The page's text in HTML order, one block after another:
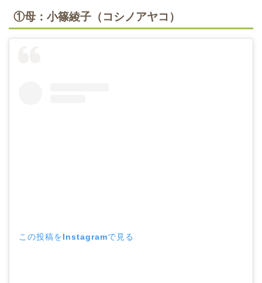
①母：小篠綾子（コシノアヤコ）
この投稿をInstagramで見る